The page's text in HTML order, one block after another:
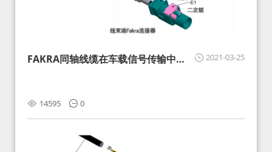
2021-03-25
FAKRA同轴线缆在车载信号传输中的
14595 0